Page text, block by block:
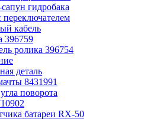
гидробака
переключателем
кабель
396759
ролика 396754
деталь
8431991
поворота
батареи RX-50